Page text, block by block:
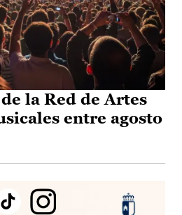
la Red de Artes
entre agosto